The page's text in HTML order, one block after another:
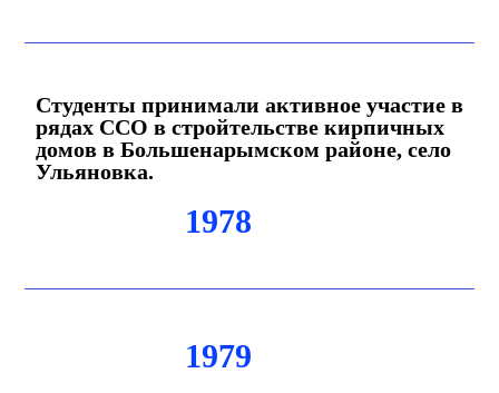
Студенты принимали активное участие в
рядах ССО в стройтельстве кирпичных
домов в Большенарымском районе, село
Ульяновка.
1978
1979